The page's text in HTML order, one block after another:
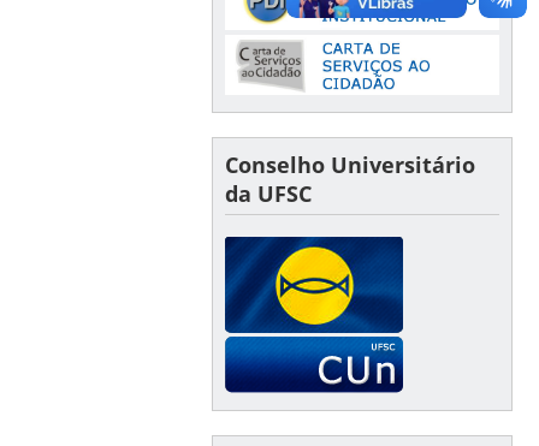
Conselho Universitário
da UFSC